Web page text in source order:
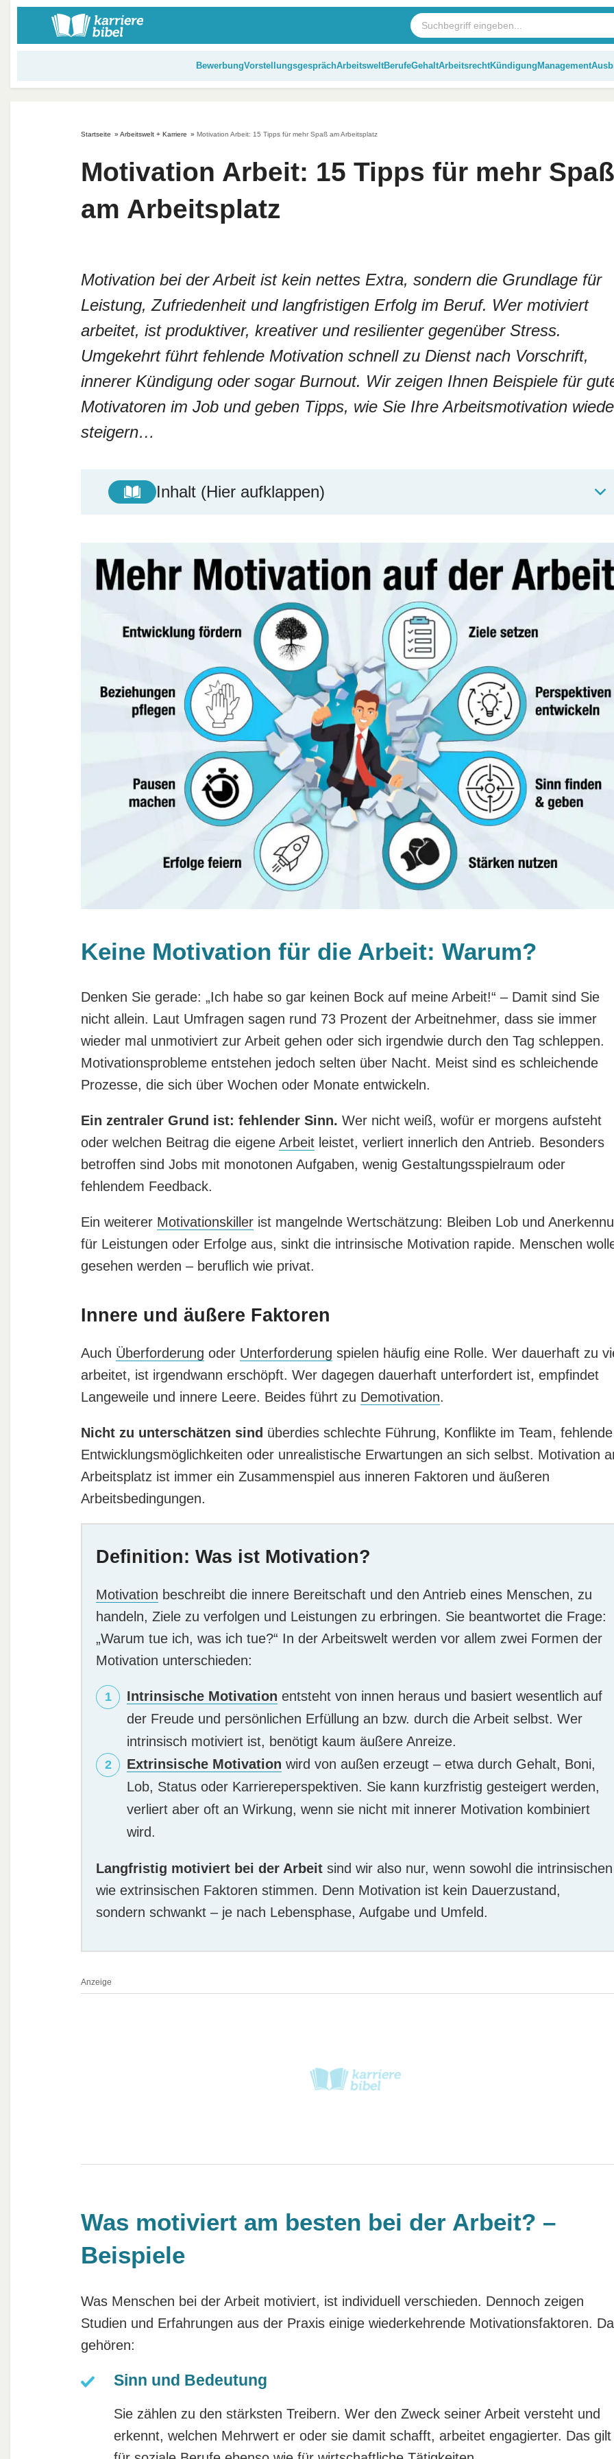
BewerbungVorstellungsgesprächArbeitsweltBerufeGehaltArbeitsrechtKündigung Management
Startseite » Arbeitswelt + Karriere » Motivation Arbeit: 15 Tipps für mehr Spaß am Arbeitsplatz
Motivation Arbeit: 15 Tipps für mehr Spaß
am Arbeitsplatz
Motivation bei der Arbeit ist kein nettes Extra, sondern die Grundlage für
Leistung, Zufriedenheit und langfristigen Erfolg im Beruf. Wer motiviert
arbeitet, ist produktiver, kreativer und resilienter gegenüber Stress.
Umgekehrt führt fehlende Motivation schnell zu Dienst nach Vorschrift,
innerer Kündigung oder sogar Burnout. Wir zeigen Ihnen Beispiele für
Motivatoren im Job und geben Tipps, wie Sie Ihre Arbeitsmotivation
steigern…
Inhalt (Hier aufklappen)
Keine Motivation für die Arbeit: Warum?
Denken Sie gerade: „Ich habe so gar keinen Bock auf meine Arbeit!“ – Damit sind Sie
nicht allein. Laut Umfragen sagen rund 73 Prozent der Arbeitnehmer, dass sie immer
wieder mal unmotiviert zur Arbeit gehen oder sich irgendwie durch den Tag schleppen.
Motivationsprobleme entstehen jedoch selten über Nacht. Meist sind es schleichende
Prozesse, die sich über Wochen oder Monate entwickeln.
Ein zentraler Grund ist: fehlender Sinn. Wer nicht weiß, wofür er morgens aufsteht
oder welchen Beitrag die eigene Arbeitleistet, verliert innerlich den Antrieb. Besonders
betroffen sind Jobs mit monotonen Aufgaben, wenig Gestaltungsspielraum oder
fehlendem Feedback.
Ein weiterer Motivationskillerist mangelnde Wertschätzung: Bleiben Lob und
für Leistungen oder Erfolge aus, sinkt die intrinsische Motivation rapide. Menschen
gesehen werden – beruflich wie privat.
Innere und äußere Faktoren
Auch Überforderung oder Unterforderung spielen häufig eine Rolle. Wer dauerhaft zu
arbeitet, ist irgendwann erschöpft. Wer dagegen dauerhaft unterfordert ist, empfindet
Langeweile und innere Leere. Beides führt zu Demotivation.
Nicht zu unterschätzen sind überdies schlechte Führung, Konflikte im Team, fehlende
Entwicklungsmöglichkeiten oder unrealistische Erwartungen an sich selbst. Motivation
Arbeitsplatz ist immer ein Zusammenspiel aus inneren Faktoren und äußeren
Arbeitsbedingungen.
Definition: Was ist Motivation?
Motivation beschreibt die innere Bereitschaft und den Antrieb eines Menschen, zu
handeln, Ziele zu verfolgen und Leistungen zu erbringen. Sie beantwortet die Frage:
„Warum tue ich, was ich tue?“ In der Arbeitswelt werden vor allem zwei Formen der
Motivation unterschieden:
Intrinsische Motivation entsteht von innen heraus und basiert wesentlich auf
der Freude und persönlichen Erfüllung an bzw. durch die Arbeit selbst. Wer
intrinsisch motiviert ist, benötigt kaum äußere Anreize.
Extrinsische Motivation wird von außen erzeugt – etwa durch Gehalt, Boni,
Lob, Status oder Karriereperspektiven. Sie kann kurzfristig gesteigert werden,
verliert aber oft an Wirkung, wenn sie nicht mit innerer Motivation kombiniert
wird.
Langfristig motiviert bei der Arbeit sind wir also nur, wenn sowohl die intrinsischen
wie extrinsischen Faktoren stimmen. Denn Motivation ist kein Dauerzustand,
sondern schwankt – je nach Lebensphase, Aufgabe und Umfeld.
Anzeige
Was motiviert am besten bei der Arbeit? –
Beispiele
Was Menschen bei der Arbeit motiviert, ist individuell verschieden. Dennoch zeigen
Studien und Erfahrungen aus der Praxis einige wiederkehrende Motivationsfaktoren.
gehören:
Sinn und Bedeutung
Sie zählen zu den stärksten Treibern. Wer den Zweck seiner Arbeit versteht und
erkennt, welchen Mehrwert er oder sie damit schafft, arbeitet engagierter. Das gilt